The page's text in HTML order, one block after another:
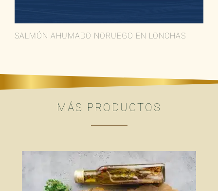
SALMÓN AHUMADO NORUEGO EN LONCHAS
MÁS PRODUCTOS